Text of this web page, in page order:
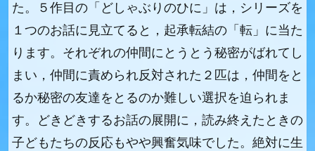
た。５作目の「どしゃぶりのひに」は，シリーズを
１つのお話に見立てると，起承転結の「転」に当た
ります。それぞれの仲間にとうとう秘密がばれてし
まい，仲間に責められ反対された２匹は，仲間をと
るか秘密の友達をとるのか難しい選択を迫られま
す。どきどきするお話の展開に，読み終えたときの
子どもたちの反応もやや興奮気味でした。絶対に生